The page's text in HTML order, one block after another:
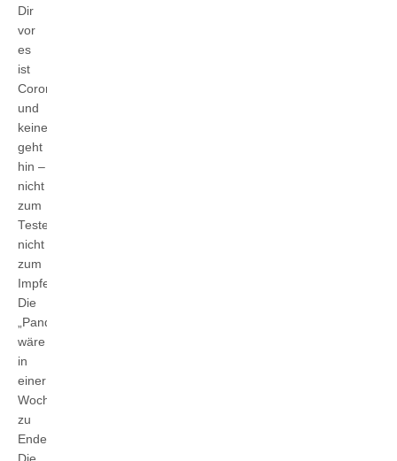
Dir
vor
es
ist
Corona,
und
keiner
geht
hin –
nicht
zum
Testen,
nicht
zum
Impfen.
Die
„Pandemie“
wäre
in
einer
Woche
zu
Ende.